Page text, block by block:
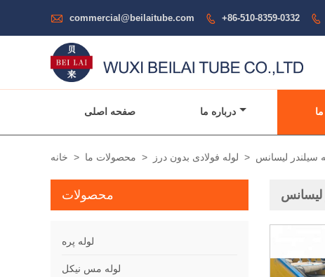
 commercial@beilaitube.com  +86-510-8359-0332 
صفحه اصلی درباره ما
خانه > محصولات ما > لوله فولادی بدون درز >
محصولات
لوله پره
لوله مس نیکل